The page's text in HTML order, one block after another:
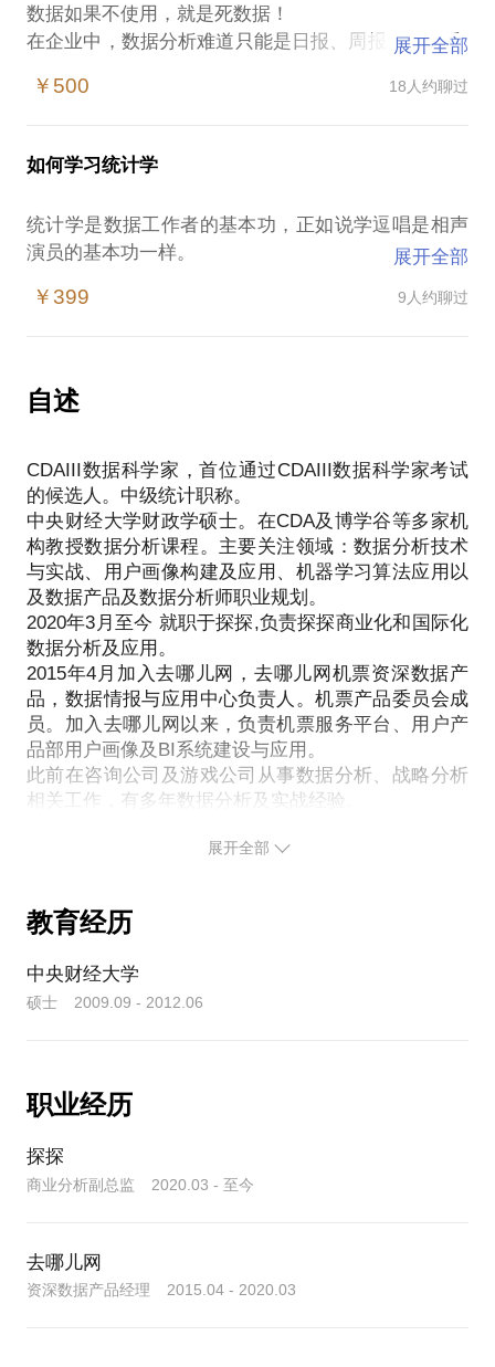
PS.在选择与我见面前，请把你的问题更具体化。毕
数据如果不使用，就是死数据！
在企业中，数据分析难道只能是日报、周报、excel和
绝不！
在企业中，尤其是互联网企业中，积攒着数以亿计的
数据。这些数据由于种种原因和应用和实践之间有天
沟，使得数据活起来，欢迎来沟通~
本话题可以包括但不限于以下内容：
用户画像的构建及应用
展开全部
￥500 18人约聊过
如何学习统计学
统计学是数据工作者的基本功，正如说学逗唱是相声
演员的基本功一样。
统计学如汪洋大海博大精深，或者觉得学了统计学不
我们这次沟通可以基于我的实践经验和理解，用浅显
1.如何学习统计学？
2.你在学习中不理解的知识点如何去更好的理解（如
各种分布、置信区间、p值、功效、假设检验、贝叶
斯、ANOVA等，可具体就一两个你不解的知识点进行
深入交流，一定是举例、用浅显易懂的语言讲解）
3.学习统计学的推荐资料
4.统计学如何应用于工作中（结合具体场景）
PS.在选择与我见面前，请把你的问题更具体化。毕
竟，一小时的谈话只能解决一个小问题。请把你的问
题提前发给我，方便我做更精细的准备，提升见面效
展开全部
￥399 9人约聊过
自述
CDAIII数据科学家，首位通过CDAIII数据科学家考试
的候选人。中级统计职称。
中央财经大学财政学硕士。在CDA及博学谷等多家机
构教授数据分析课程。主要关注领域：数据分析技术
与实战、用户画像构建及应用、机器学习算法应用以
及数据产品及数据分析师职业规划。
2020年3月至今 就职于探探,负责探探商业化和国际化
数据分析及应用。
2015年4月加入去哪儿网，去哪儿网机票资深数据产
品，数据情报与应用中心负责人。机票产品委员会成
员。加入去哪儿网以来，负责机票服务平台、用户产
品部用户画像及BI系统建设与应用。
此前在咨询公司及游戏公司从事数据分析、战略分析
相关工作，有多年数据分析及实战经验。
沉到业务，与业务深入结合，持之以恒，积小胜为大
擅长领域：
习、R语言、Python数据分析及建模
https://www.sohu.com/a/300841754_178408
2.CDA深度分享：数据自由之路——数据产品及数据
分析职业发展路径
https://blog.csdn.net/yoggieCDA/article/details/84773868
展开全部
教育经历
中央财经大学
硕士 2009.09 - 2012.06
职业经历
探探
商业分析副总监 2020.03 - 至今
去哪儿网
资深数据产品经理 2015.04 - 2020.03